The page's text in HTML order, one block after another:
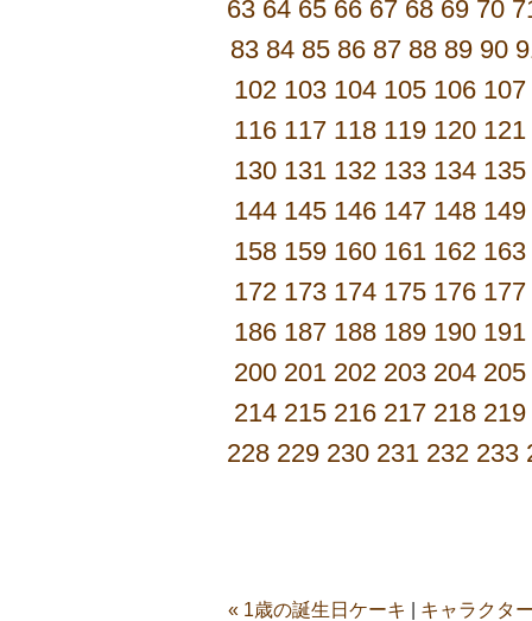
63 64 65 66 67 68 69 70
83 84 85 86 87 88 89 90
102 103 104 105 106 107
116 117 118 119 120 121
130 131 132 133 134 135
144 145 146 147 148 149
158 159 160 161 162 163
172 173 174 175 176 177
186 187 188 189 190 191
200 201 202 203 204 205
214 215 216 217 218 219
228 229 230 231 232 233
« 1歳の誕生日ケーキ
キャラクタ